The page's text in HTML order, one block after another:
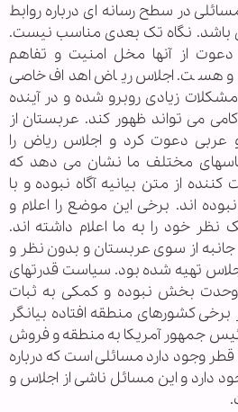
در سطح رسانه ای درباره روابط
نگاه تک بعدی مناسب نیست.
از آنها مخل امنیت و تفاهم
هست. اجلاس ریاض اهداف خاصی
زیادی روبرو شده و در آینده
می تواند ظهور کند. عربستان از
عربی دعوت کرد و اجلاس ریاض را
مختلف ما نشان می دهد که
از متن بیانیه آگاه نبوده و با
اند. برخی این موضع را اعلام و
نظر خود را به ما اعلام داشته اند.
جانبه از سوی عربستان و بدون نظر و
تهیه شده بود. سیاست قدرتهای
بخش نبوده و کمکی به ثبات
برخی کشورهای منطقه افتاده بیانگر
جمهور آمریکا به منطقه و فروش
قطر وجود دارد مسائلی است که درباره
دارد و این مسائل ناشی از اجلاس و